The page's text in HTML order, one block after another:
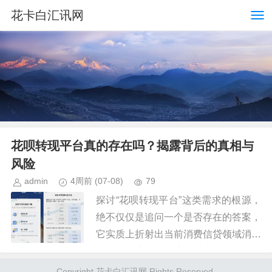
花卡白汇讯网
花呗转现平台真的存在吗？揭露背后的真相与
风险
admin 4周前 (07-08) 79
探讨“花呗转现平台”这类需求的根源，
绝不仅仅是追问一个是否存在的答案，
它实质上折射出当前消费信贷领域消费
号。这种求询本身就标志着传统消费周